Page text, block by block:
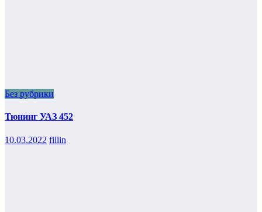
Без рубрики
Тюнинг УАЗ 452
10.03.2022 fillin